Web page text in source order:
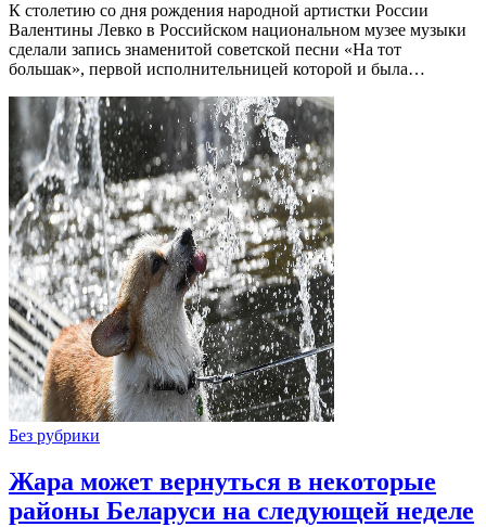
К столетию со дня рождения народной артистки России
Валентины Левко в Российском национальном музее музыки
сделали запись знаменитой советской песни «На тот
большак», первой исполнительницей которой и была…
Без рубрики
Жара может вернуться в некоторые
районы Беларуси на следующей неделе